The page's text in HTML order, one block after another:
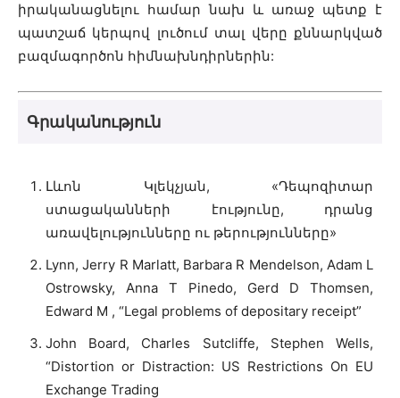
իրականացնելու համար նախ և առաջ պետք է
պատշաճ կերպով լուծում տալ վերը քննարկված
բազմագործոն հիմնախնդիրներին:
Գրականություն
Լևոն Կլեկչյան, «Դեպոզիտար
ստացականների էությունը, դրանց
առավելությունները ու թերությունները»
Lynn, Jerry R Marlatt, Barbara R Mendelson, Adam L
Ostrowsky, Anna T Pinedo, Gerd D Thomsen,
Edward M , “Legal problems of depositary receipt”
John Board, Charles Sutcliffe, Stephen Wells,
“Distortion or Distraction: US Restrictions On EU
Exchange Trading